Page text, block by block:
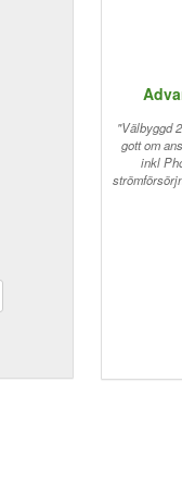
"Välbyggd
gott om
inkl